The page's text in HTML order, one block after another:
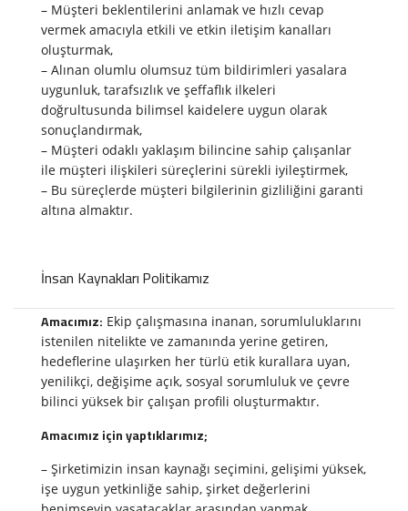
– Müşteri beklentilerini anlamak ve hızlı cevap
vermek amacıyla etkili ve etkin iletişim kanalları
oluşturmak,
– Alınan olumlu olumsuz tüm bildirimleri yasalara
uygunluk, tarafsızlık ve şeffaflık ilkeleri
doğrultusunda bilimsel kaidelere uygun olarak
sonuçlandırmak,
– Müşteri odaklı yaklaşım bilincine sahip çalışanlar
ile müşteri ilişkileri süreçlerini sürekli iyileştirmek,
– Bu süreçlerde müşteri bilgilerinin gizliliğini garanti
altına almaktır.
İnsan Kaynakları Politikamız
Amacımız: Ekip çalışmasına inanan, sorumluluklarını
istenilen nitelikte ve zamanında yerine getiren,
hedeflerine ulaşırken her türlü etik kurallara uyan,
yenilikçi, değişime açık, sosyal sorumluluk ve çevre
bilinci yüksek bir çalışan profili oluşturmaktır.
Amacımız için yaptıklarımız;
– Şirketimizin insan kaynağı seçimini, gelişimi yüksek,
işe uygun yetkinliğe sahip, şirket değerlerini